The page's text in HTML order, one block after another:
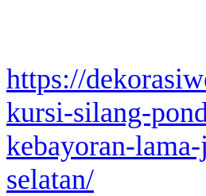
https://
kursi-silang-
kebayoran-
selatan/